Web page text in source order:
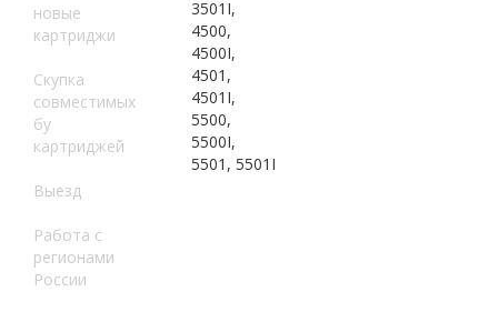
новые
картриджи
Скупка
совместимых
бу
картриджей
Выезд
Работа с
регионами
России
3501I,
4500,
4500I,
4501,
4501I,
5500,
5500I,
5501, 5501I